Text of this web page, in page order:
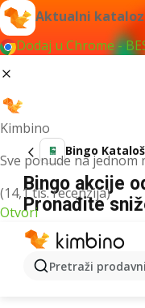
Aktualni
Dodaj u Chrome -
Kimbino
Sve ponude na jednom
(14,1 tis. recenzija)
Otvori
Pretraži
Bingo
Bingo akcije
Pronađite